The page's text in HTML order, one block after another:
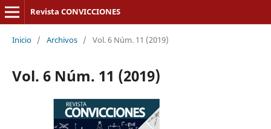
Revista CONVICCIONES
Inicio / Archivos / Vol. 6 Núm. 11 (2019)
Vol. 6 Núm. 11 (2019)